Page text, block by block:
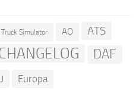
Simulator AO ATS
DAF
Europa